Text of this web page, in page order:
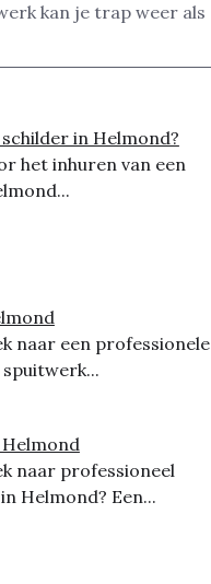
kan je trap weer als
in Helmond?
het inhuren van een
naar een professionele
naar professioneel
Helmond? Een...